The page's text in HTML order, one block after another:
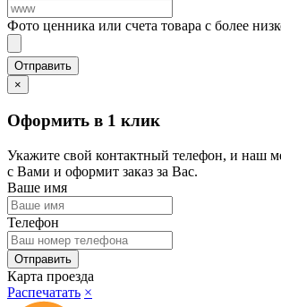
Фото ценника или счета товара с более
×
Оформить в 1 клик
Укажите свой контактный телефон, и наш
с Вами и оформит заказ за Вас.
Ваше имя
Телефон
Карта проезда
Распечатать ×